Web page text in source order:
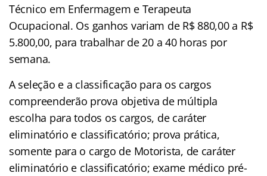
Técnico em Enfermagem e Terapeuta
Ocupacional. Os ganhos variam de R$ 880,00 a R$
5.800,00, para trabalhar de 20 a 40 horas por
semana.
A seleção e a classificação para os cargos
compreenderão prova objetiva de múltipla
escolha para todos os cargos, de caráter
eliminatório e classificatório; prova prática,
somente para o cargo de Motorista, de caráter
eliminatório e classificatório; exame médico pré-